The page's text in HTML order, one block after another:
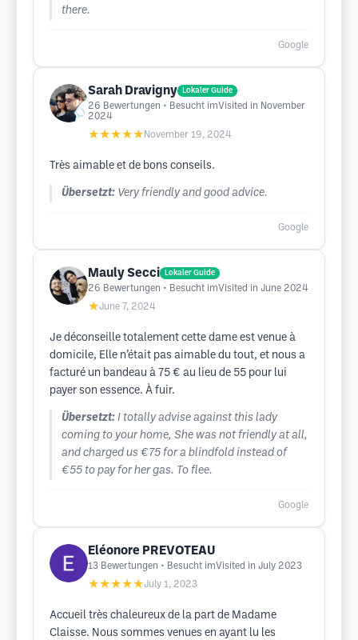
there.
Google
Sarah Dravigny Lokaler Guide
26 Bewertungen • Besucht imVisited in November
2024
★★★★★ November 19, 2024
Très aimable et de bons conseils.
Übersetzt: Very friendly and good advice.
Google
Mauly Secci Lokaler Guide
26 Bewertungen • Besucht imVisited in June 2024
★June 7, 2024
Je déconseille totalement cette dame est venue à
domicile, Elle n’était pas aimable du tout, et nous a
facturé un bandeau à 75 € au lieu de 55 pour lui
payer son essence. À fuir.
Übersetzt: I totally advise against this lady
coming to your home, She was not friendly at all,
and charged us €75 for a blindfold instead of
€55 to pay for her gas. To flee.
Google
Eléonore PREVOTEAU
13 Bewertungen • Besucht imVisited in July 2023
★★★★★July 1, 2023
Accueil très chaleureux de la part de Madame
Claisse. Nous sommes venues en ayant lu les